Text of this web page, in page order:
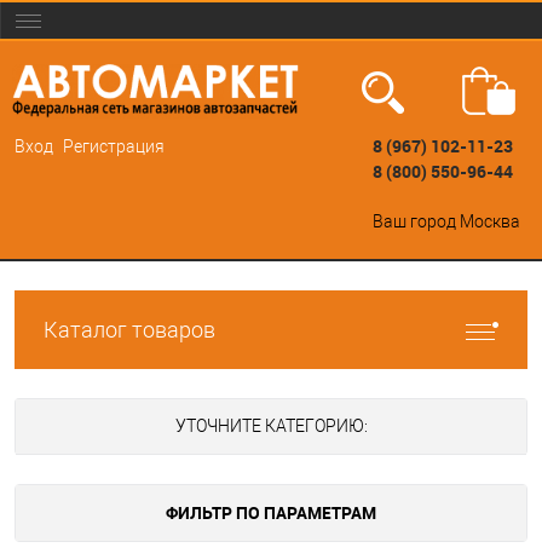
Вход Регистрация
8 (967) 102-11-23
8 (800) 550-96-44
Ваш город Москва
Каталог товаров
УТОЧНИТЕ КАТЕГОРИЮ:
ФИЛЬТР ПО ПАРАМЕТРАМ